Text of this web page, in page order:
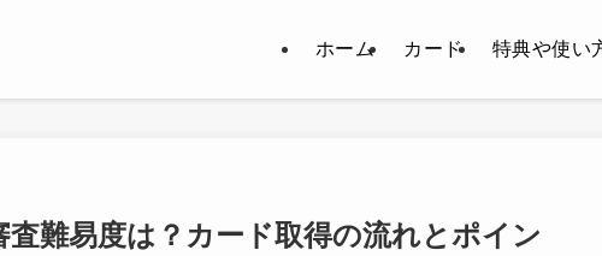
ホーム カード 特典や使い
難易度は？カード取得の流れとポイン